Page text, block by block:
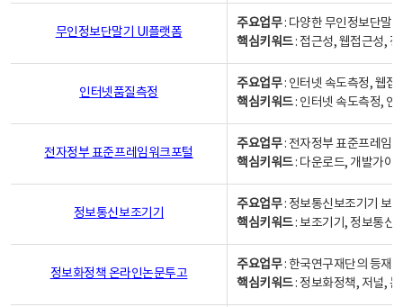
무인정보단말기 UI플랫폼
주요업무: 다양한 무인정보단말
핵심키워드: 접근성, 웹접근성,
인터넷품질측정
주요업무: 인터넷 속도측정, 웹접
핵심키워드: 인터넷 속도측정, 인
전자정부 표준프레임워크포털
주요업무: 전자정부 표준프레임
핵심키워드: 다운로드, 개발가이
정보통신보조기기
주요업무: 정보통신보조기기 보
핵심키워드: 보조기기, 정보통신
정보화정책 온라인논문투고
주요업무: 한국연구재단의 등재
핵심키워드: 정보화정책, 저널,